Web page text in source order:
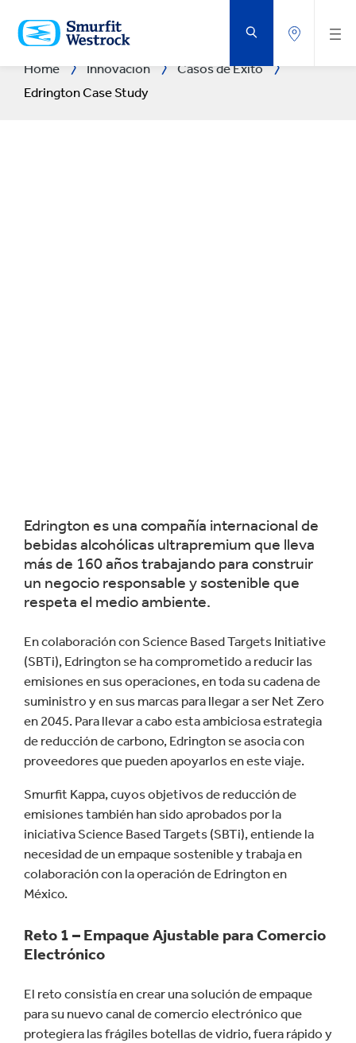
AL
CONTENIDO
PRINCIPAL
Home Innovación
Casos de Éxito
Edrington Case Study
Edrington es una compañía internacional de
bebidas alcohólicas ultrapremium que lleva
más de 160 años trabajando para construir
un negocio responsable y sostenible que
respeta el medio ambiente.
En colaboración con Science Based Targets Initiative
(SBTi), Edrington se ha comprometido a reducir las
emisiones en sus operaciones, en toda su cadena de
suministro y en sus marcas para llegar a ser Net Zero
en 2045. Para llevar a cabo esta ambiciosa estrategia
de reducción de carbono, Edrington se asocia con
proveedores que pueden apoyarlos en este viaje.
Smurfit Kappa, cuyos objetivos de reducción de
emisiones también han sido aprobados por la
iniciativa Science Based Targets (SBTi), entiende la
necesidad de un empaque sostenible y trabaja en
colaboración con la operación de Edrington en
México.
Reto 1 – Empaque Ajustable para Comercio
Electrónico
El reto consistía en crear una solución de empaque
para su nuevo canal de comercio electrónico que
protegiera las frágiles botellas de vidrio, fuera rápido y